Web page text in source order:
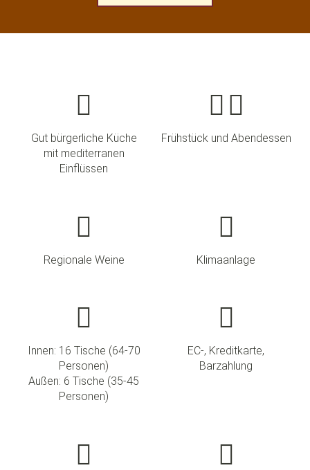
Gut bürgerliche Küche
mit mediterranen
Einflüssen
Frühstück und Abendessen
Regionale Weine Klimaanlage
Innen: 16 Tische (64-70
Personen)
Außen: 6 Tische (35-45
Personen)
EC-, Kreditkarte,
Barzahlung